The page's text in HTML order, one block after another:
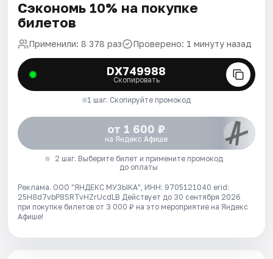
Сэкономь 10% на покупке
билетов
Применили: 8 378 раз Проверено: 1 минуту назад
DX749988
Скопировать
1 шаг. Скопируйте промокод
от 1 600 ₽
на Яндекс Афише
2 шаг. Выберите билет и примените промокод
до оплаты
Реклама. ООО "ЯНДЕКС МУЗЫКА", ИНН: 9705121040 erid:
25H8d7vbP8SRTvHZrUcdLB Действует до 30 сентября 2026
при покупке билетов от 3 000 ₽ на это мероприятие на Яндекс
Афише!